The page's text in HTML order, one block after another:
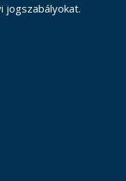
jogszabályokat.